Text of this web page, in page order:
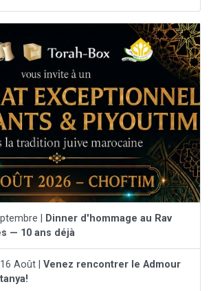
|
Dinner d'hommage au Rav
— 10 ans déjà
Août | Venez rencontrer le Admour